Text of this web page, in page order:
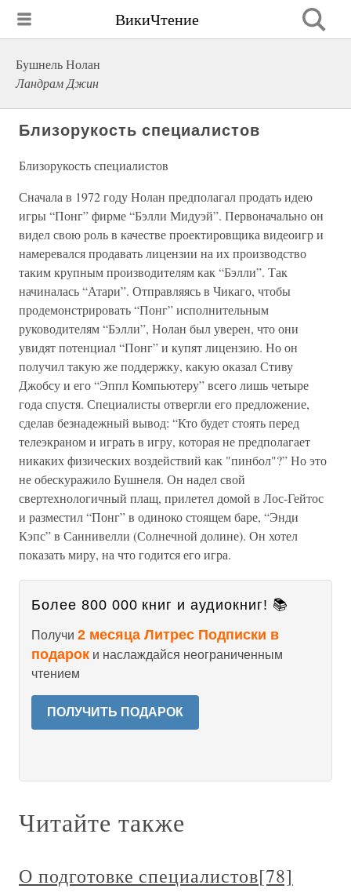
ВикиЧтение
Бушнель Нолан
Ландрам Джин
Близорукость специалистов
Близорукость специалистов
Сначала в 1972 году Нолан предполагал продать идею
игры “Понг” фирме “Бэлли Мидуэй”. Первоначально он
видел свою роль в качестве проектировщика видеоигр и
намеревался продавать лицензии на их производство
таким крупным производителям как “Бэлли”. Так
начиналась “Атари”. Отправляясь в Чикаго, чтобы
продемонстрировать “Понг” исполнительным
руководителям “Бэлли”, Нолан был уверен, что они
увидят потенциал “Понг” и купят лицензию. Но он
получил такую же поддержку, какую оказал Стиву
Джобсу и его “Эппл Компьютеру” всего лишь четыре
года спустя. Специалисты отвергли его предложение,
сделав безнадежный вывод: “Кто будет стоять перед
телеэкраном и играть в игру, которая не предполагает
никаких физических воздействий как "пинбол"?” Но это
не обескуражило Бушнеля. Он надел свой
свертехнологичный плащ, прилетел домой в Лос-Гейтос
и разместил “Понг” в одиноко стоящем баре, “Энди
Кэпс” в Саннивелли (Солнечной долине). Он хотел
показать миру, на что годится его игра.
Более 800 000 книг и аудиокниг! 📚
Получи 2 месяца Литрес Подписки в
подарок и наслаждайся неограниченным
чтением
ПОЛУЧИТЬ ПОДАРОК
Читайте также
О подготовке специалистов[78]